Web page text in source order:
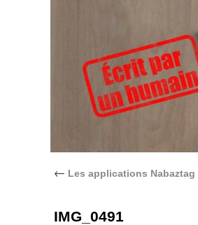
← Les applications
IMG_0491